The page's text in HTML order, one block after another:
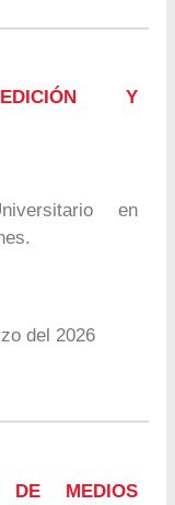
Y
en
del 2026
DE MEDIOS